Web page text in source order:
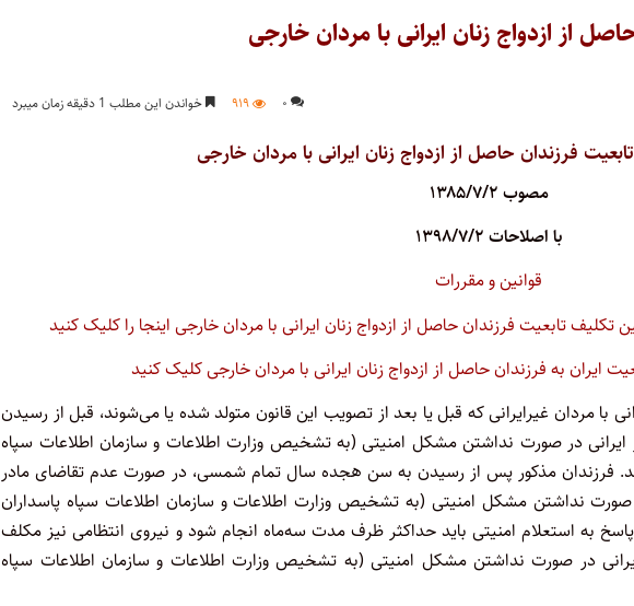
از ازدواج زنان ایرانی با مردان خارجی
۰ ۹۱۹ خواندن این مطلب 1 دقیقه زمان میبرد
فرزندان حاصل از ازدواج زنان ایرانی با مردان خارجی
مصوب ۱۳۸۵/۷/۲
با اصلاحات ۱۳۹۸/۷/۲
قوانین و مقررات
تابعیت فرزندان حاصل از ازدواج زنان ایرانی با مردان خارجی اینجا را کلیک کنید
ایران به فرزندان حاصل از ازدواج زنان ایرانی با مردان خارجی کلیک کنید
با مردان غیرایرانی که قبل یا بعد از تصویب این قانون متولد شده یا می‌شوند، قبل از رسیدن
در صورت نداشتن مشکل امنیتی (به تشخیص وزارت اطلاعات و سازمان اطلاعات سپاه
فرزندان مذکور پس از رسیدن به سن هجده سال تمام شمسی، در صورت عدم تقاضای مادر
در صورت نداشتن مشکل امنیتی (به تشخیص وزارت اطلاعات و سازمان اطلاعات سپاه پاسداران
به استعلام امنیتی باید حداکثر ظرف مدت سه‌ماه انجام شود و نیروی انتظامی نیز مکلف
در صورت نداشتن مشکل امنیتی (به تشخیص وزارت اطلاعات و سازمان اطلاعات سپاه